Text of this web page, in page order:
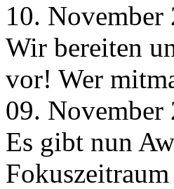
10. November
Wir bereiten
vor! Wer
09. November
Es gibt nun